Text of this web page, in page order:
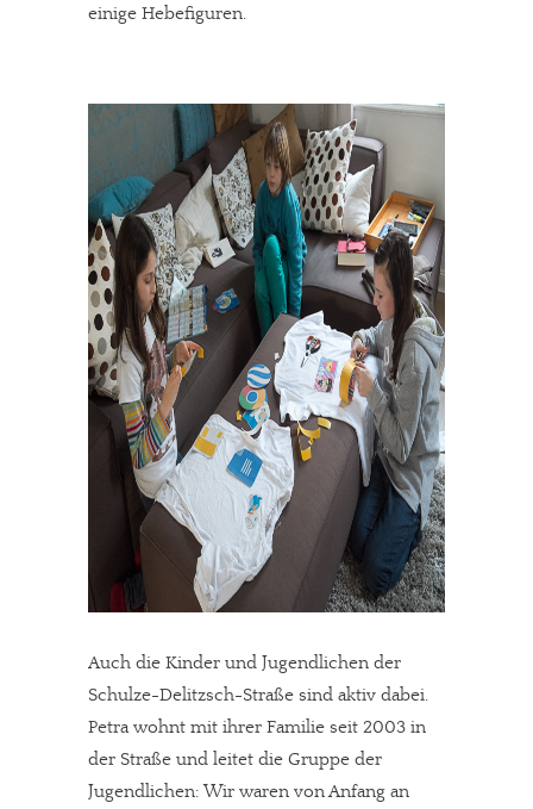
einige Hebefiguren.
Auch die Kinder und Jugendlichen der
Schulze-Delitzsch-Straße sind aktiv dabei.
Petra wohnt mit ihrer Familie seit 2003 in
der Straße und leitet die Gruppe der
Jugendlichen: Wir waren von Anfang an